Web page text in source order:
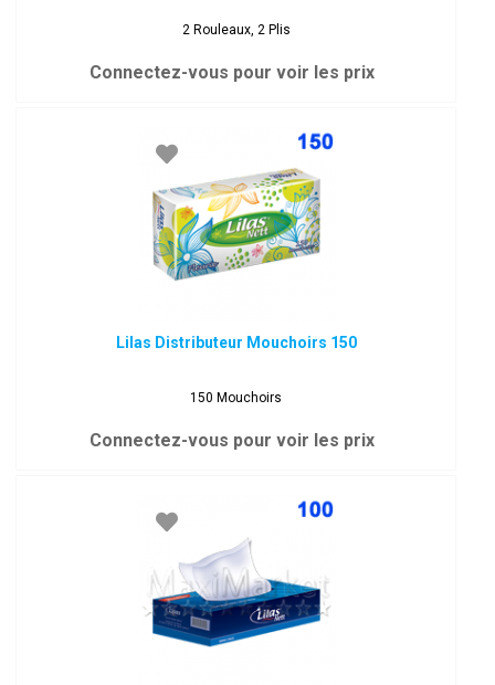
2 Rouleaux, 2 Plis
Connectez-vous pour voir les prix
Lilas Distributeur Mouchoirs 150
150 Mouchoirs
Connectez-vous pour voir les prix